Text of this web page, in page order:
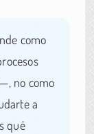
como
no como
a
qué